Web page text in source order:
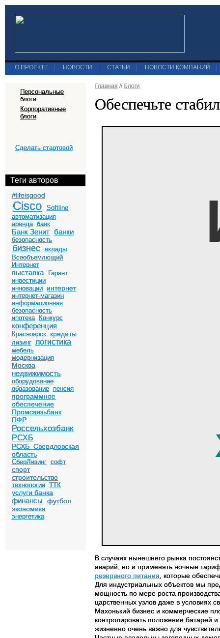
О ПРОЕКТЕ НОВОСТИ СТАТЬИ НОВОСТИ КОМПАНИЙ
Персональные
блоги
Корпоративные
блоги
Сделать стартовой
Теги авторов
#lifeisgood
Cisco
Softline
автоматизация
аренда банк
Банк Зенит банки
безопасность
бизнес
вклады
Всеобъемлющий
Интернет
выставка
Гарант
инвестиции
инновации
интернет
интернет-магазин
информационная
безопасность
ипотека
Конкурс
конференция
Красноярск кредиты
лизинг логистика
мебель
модернизация
Москва
недвижимость
оборудование
образование пенсия
программное
обеспечение
Промсвязьбанк
ПФР
Россельхозбанк
РСХБ
РСХБ_Свердловская
область
СберЛизинг софт
спорт
строительство
технологии ТТК
услуги банка
финансы
футбол
экономика
энергетика
Главная // Блоги
Обеспечьте
В случаях нынешнего рынка
аварий, но и применять ночные
резервного питания , которые
Для индустриальных объектов мы
мощность по мере роста
царственных узлов даже в условиях
Махонький бизнес и коммерческие
контролировать положение батарей
жизненно очень важно для